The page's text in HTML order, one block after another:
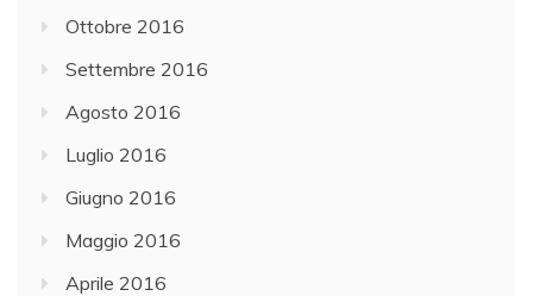
Ottobre 2016
Settembre 2016
Agosto 2016
Luglio 2016
Giugno 2016
Maggio 2016
Aprile 2016